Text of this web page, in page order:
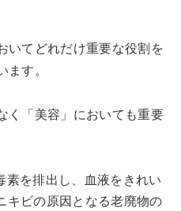
いてどれだけ重要な役割を
す。
く「美容」においても重要
素を排出し、血液をきれい
キビの原因となる老廃物の